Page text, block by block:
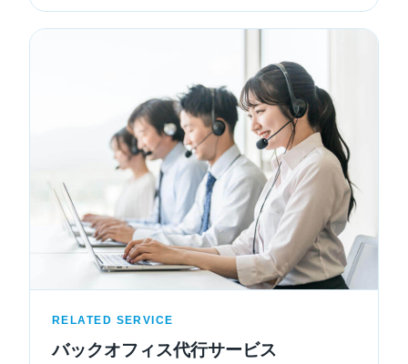
RELATED SERVICE
バックオフィス代行サービス